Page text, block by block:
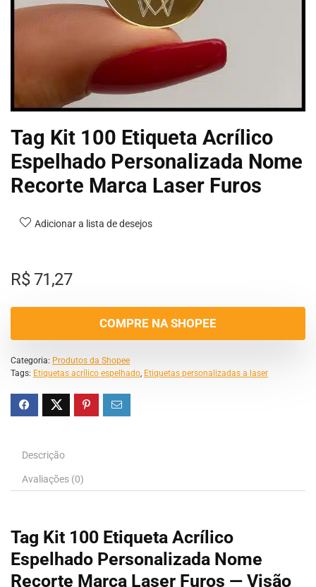
Tag Kit 100 Etiqueta Acrílico
Espelhado Personalizada Nome
Recorte Marca Laser Furos
Adicionar a lista de desejos
R$71,27
COMPRE NA SHOPEE
Categoria: Produtos da Shopee
Tags: Etiquetas acrílico espelhado, Etiquetas personalizadas a laser
Descrição
Avaliações (0)
Tag Kit 100 Etiqueta Acrílico
Espelhado Personalizada Nome
Recorte Marca Laser Furos — Visão